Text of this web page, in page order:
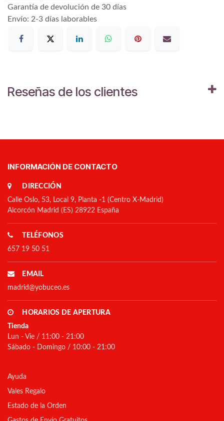
Garantía de devolución de 30 días
Envío: 2-3 días laborables
Reseñas de los clientes
INFORMACIÓN DE CONTACTO
DIRECCIÓN
Calle Oslo, 53, Local 9, Planta -1 (Centro X-Madrid)
Alcorcón Madrid (ES) 28922 España
TELÉFONOS
657 19 50 51
EMAIL
madrid@yobuceo.es
HORARIOS DE APERTURA
Tienda
Lun - Vie / 11:00 - 21:00
Sábado - Domingo / 10:00 - 21:00
Ayuda
Vales Regalo
Estado de la Orden